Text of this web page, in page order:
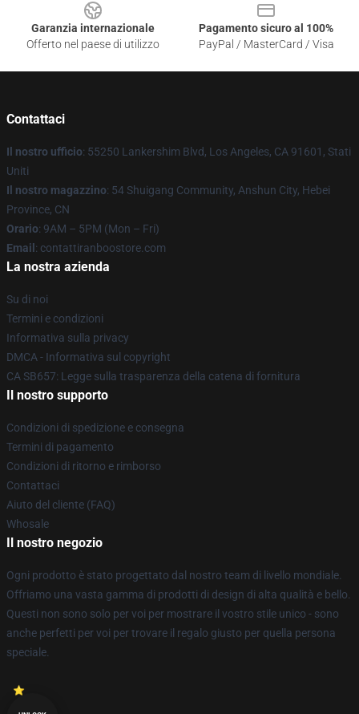
Garanzia internazionale
Offerto nel paese di utilizzo
Pagamento sicuro al 100%
PayPal / MasterCard / Visa
Contattaci
Il nostro ufficio: 55250 Lankershim Blvd, Los Angeles, CA 91601, Stati
Uniti
Il nostro magazzino: 54 Shuigang Community, Anshun City, Hebei
Province, CN
Orario: 9AM – 5PM (Mon – Fri)
Email : contattiranboostore.com
La nostra azienda
Su di noi
Termini e condizioni
Informativa sulla privacy
DMCA - Informativa sul copyright
CA SB657: Legge sulla trasparenza della catena di fornitura
Il nostro supporto
Condizioni di spedizione e consegna
Termini di pagamento
Condizioni di ritorno e rimborso
Contattaci
Aiuto del cliente (FAQ)
Whosale
Il nostro negozio
Ogni prodotto è stato progettato dal nostro team di livello mondiale.
Offriamo una vasta gamma di prodotti di design di alta qualità e bello.
Questi non sono solo per voi per mostrare il vostro stile unico - sono
anche perfetti per voi per trovare il regalo giusto per quella persona
speciale.